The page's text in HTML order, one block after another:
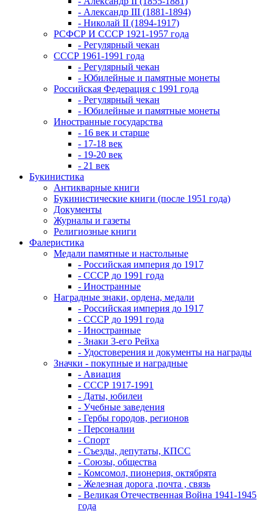
- Александр III (1881-1894)
- Николай II (1894-1917)
РСФСР И СССР 1921-1957 года
- Регулярный чекан
СССР 1961-1991 года
- Регулярный чекан
- Юбилейные и памятные монеты
Российская Федерация с 1991 года
- Регулярный чекан
- Юбилейные и памятные монеты
Иностранные государства
- 16 век и старше
- 17-18 век
- 19-20 век
- 21 век
Букинистика
Антикварные книги
Букинистические книги (после 1951 года)
Документы
Журналы и газеты
Религиозные книги
Фалеристика
Медали памятные и настольные
- Российская империя до 1917
- СССР до 1991 года
- Иностранные
Наградные знаки, ордена, медали
- Российская империя до 1917
- СССР до 1991 года
- Иностранные
- Знаки 3-его Рейха
- Удостоверения и документы на награды
Значки - покупные и наградные
- Авиация
- СССР 1917-1991
- Даты, юбилеи
- Учебные заведения
- Гербы городов, регионов
- Персоналии
- Спорт
- Съезды, депутаты, КПСС
- Союзы, общества
- Комсомол, пионерия, октябрята
- Железная дорога ,почта , связь
- Великая Отечественная Война 1941-1945
года